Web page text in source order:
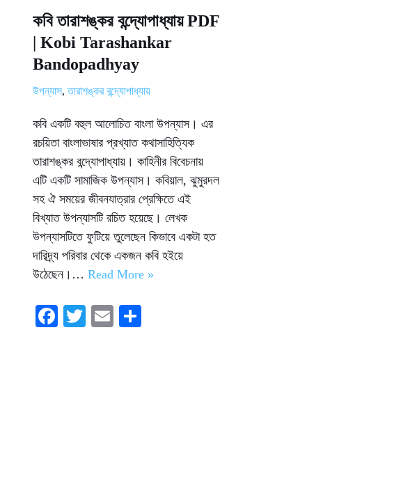
কবি তারাশঙ্কর বন্দ্যোপাধ্যায় PDF
| Kobi Tarashankar
Bandopadhyay
উপন্যাস,তারাশঙ্কর বন্দ্যোপাধ্যায়
কবি একটি বহুল আলোচিত বাংলা উপন্যাস। এর
রচয়িতা বাংলাভাষার প্রখ্যাত কথাসাহিত্যিক
তারাশঙ্কর বন্দ্যোপাধ্যায়। কাহিনীর বিবেচনায়
এটি একটি সামাজিক উপন্যাস। কবিয়াল, ঝুমুরদল
সহ ঐ সময়ের জীবনযাত্রার প্রেক্ষিতে এই
বিখ্যাত উপন্যাসটি রচিত হয়েছে। লেখক
উপন্যাসটিতে ফুটিয়ে তুলেছেন কিভাবে একটা হত
দারিদ্র্য পরিবার থেকে একজন কবি হইয়ে
উঠেছেন।… Read More »
Fa T
E